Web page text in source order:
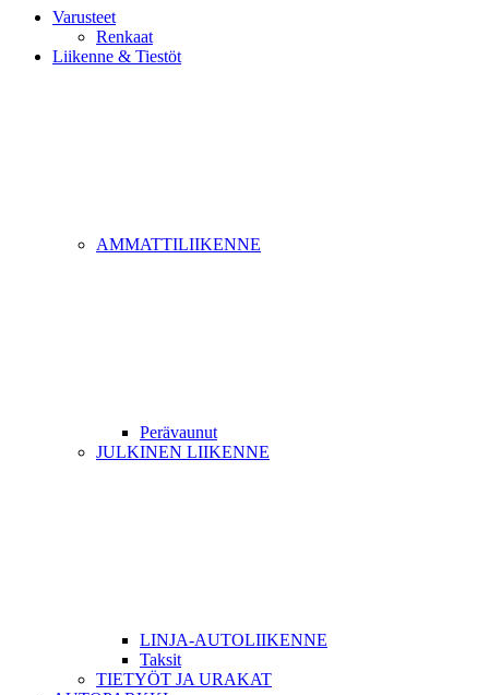
Varusteet
Renkaat
Liikenne & Tiestöt
AMMATTILIIKENNE
Perävaunut
JULKINEN LIIKENNE
LINJA-AUTOLIIKENNE
Taksit
TIETYÖT JA URAKAT